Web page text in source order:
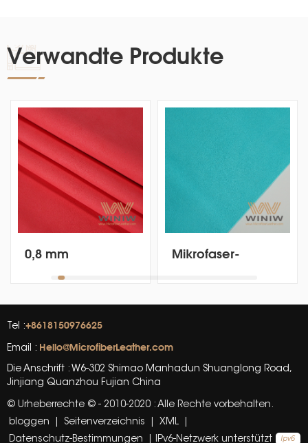
Verwandte Produkte
0,8 mm
für orthopädische
Schuhe
Mikrofaser-
Nubukleder für
Tel :+8618150976625
Email : Hello@MicrofiberLeather.com
Die Anschrift : W6-302 Shimao Manhadun Shuanglong Road,
Jinjiang Quanzhou Fujian China
© Urheberrechte © - 2010-2020 : Alle Rechte vorbehalten.
bloggen
Seitenverzeichnis XML
Datenschutz-Bestimmungen
IPv6-Netzwerk unterstützt